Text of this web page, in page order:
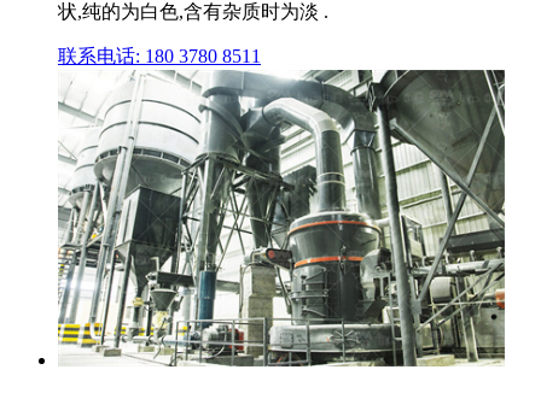
状,纯的为白色,含有杂质时为淡 .
联系电话: 180 3780 8511